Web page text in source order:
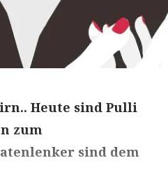
Heute sind Pulli
zum
sind dem